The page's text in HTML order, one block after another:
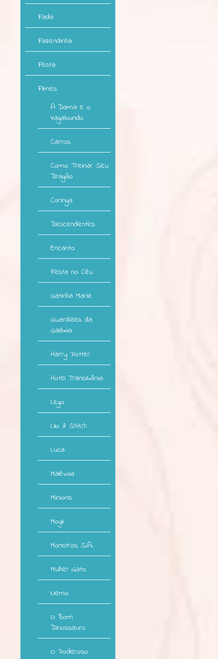
Fada
Fazendinha
Festa
Filmes
A Dama e o
Vagabundo
Carros
Como Treinar Seu
Dragão
Coringa
Descendentes
Encanto
Festa no Céu
Gatinha Marie
Guardiões da
Galáxia
Harry Potter
Hotel Transilvânia
Lego
Lilo & Stitch
Luca
Malévola
Minions
Mogli
Monstros S.A.
Mulher Gato
Nemo
O Bom
Dinossauro
O Poderoso